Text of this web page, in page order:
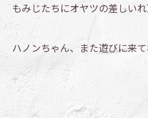
もみじたちにオヤツの差しい
ハノンちゃん、また遊びに来